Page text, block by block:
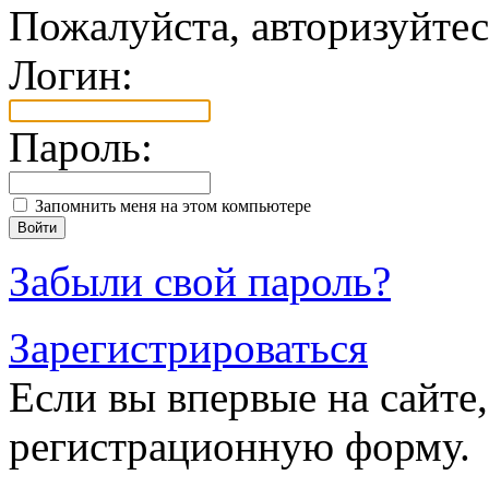
Пожалуйста,
Логин:
Пароль:
Запомнить меня на этом компьютере
Забыли свой пароль?
Зарегистрироваться
Если вы впервые на
регистрационную форму.